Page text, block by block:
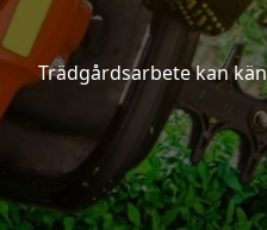
Trädgårdsarbete kan